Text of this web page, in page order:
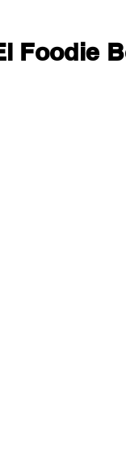
Foodie